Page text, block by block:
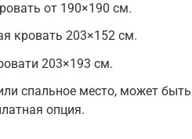
от 190×190 см.
кровать 203×152 см.
203×193 см.
спальное место, может быть
опция.